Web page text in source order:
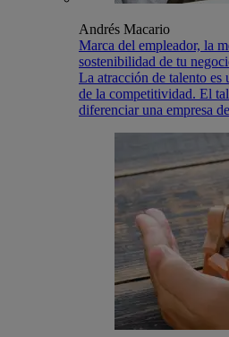
Andrés Macario
Marca del empleador, la
sostenibilidad de tu
La atracción de talento es
de la competitividad. El
diferenciar una empresa